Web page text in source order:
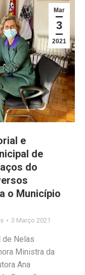
Mar
3
2021
e
de
do
o Município
3 Março 2021
de Nelas
Ministra da
Ana